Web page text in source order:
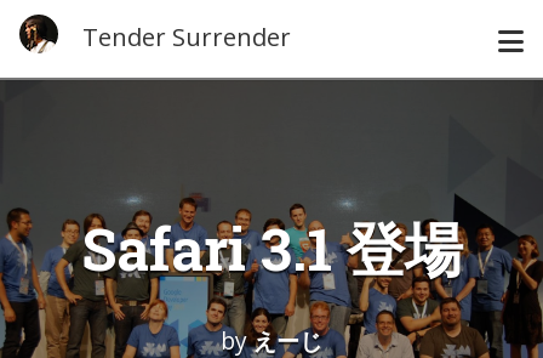
Tender Surrender
Safari 3.1 登場
byえーじ